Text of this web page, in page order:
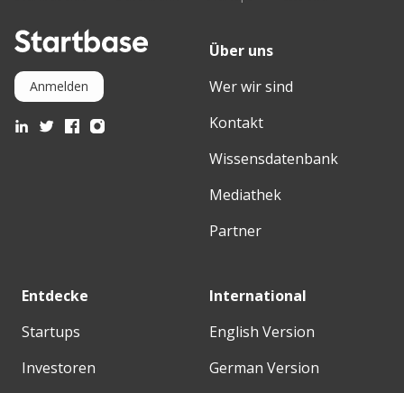
Anmelden
Über uns
Wer wir sind
Kontakt
Wissensdatenbank
Mediathek
Partner
Entdecke
Startups
Investoren
International
English Version
German Version